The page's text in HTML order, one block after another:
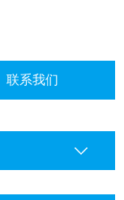
联系我们